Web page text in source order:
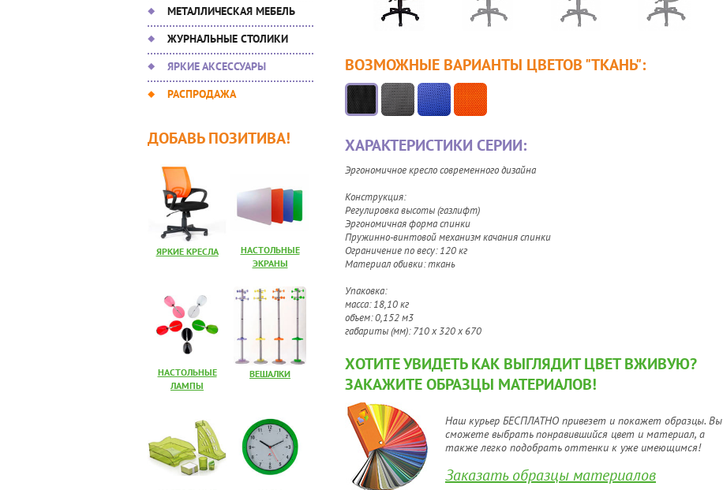
МЕТАЛЛИЧЕСКАЯ МЕБЕЛЬ
ЖУРНАЛЬНЫЕ СТОЛИКИ
ЯРКИЕ АКСЕССУАРЫ
РАСПРОДАЖА
ДОБАВЬ ПОЗИТИВА!
ЯРКИЕ КРЕСЛА
НАСТОЛЬНЫЕ
ЭКРАНЫ
НАСТОЛЬНЫЕ
ЛАМПЫ
ВЕШАЛКИ
ВОЗМОЖНЫЕ ВАРИАНТЫ ЦВЕТОВ"ТКАНЬ":
ХАРАКТЕРИСТИКИ СЕРИИ:
Эргономичное кресло современного дизайна
Конструкция:
Регулировка высоты (газлифт)
Эргономичная форма спинки
Пружинно-винтовой механизм качания спинки
Ограничение по весу: 120 кг
Материал обивки: ткань
Упаковка:
масса: 18,10 кг
объем: 0,152 м3
габариты (мм): 710 х 320 х 670
ХОТИТЕ УВИДЕТЬ КАК ВЫГЛЯДИТ ЦВЕТ ВЖИВУЮ?
ЗАКАЖИТЕ ОБРАЗЦЫ МАТЕРИАЛОВ!
Наш курьер БЕСПЛАТНО привезет и покажет образцы. Вы
сможете выбрать понравившийся цвет и материал, а
также легко подобрать оттенки к уже имеющимся!
Заказать образцы материалов